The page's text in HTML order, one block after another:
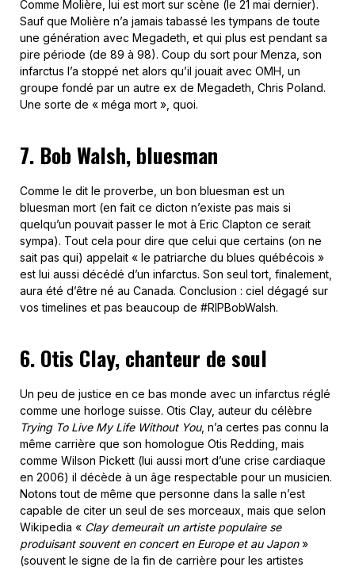
Comme Molière, lui est mort sur scène (le 21 mai dernier).
Sauf que Molière n’a jamais tabassé les tympans de toute
une génération avec Megadeth, et qui plus est pendant sa
pire période (de 89 à 98). Coup du sort pour Menza, son
infarctus l’a stoppé net alors qu’il jouait avec OMH, un
groupe fondé par un autre ex de Megadeth, Chris Poland.
Une sorte de « méga mort », quoi.
7. Bob Walsh, bluesman
Comme le dit le proverbe, un bon bluesman est un
bluesman mort (en fait ce dicton n’existe pas mais si
quelqu’un pouvait passer le mot à Eric Clapton ce serait
sympa). Tout cela pour dire que celui que certains (on ne
sait pas qui) appelait « le patriarche du blues québécois »
est lui aussi décédé d’un infarctus. Son seul tort, finalement,
aura été d’être né au Canada. Conclusion : ciel dégagé sur
vos timelines et pas beaucoup de #RIPBobWalsh.
6. Otis Clay, chanteur de soul
Un peu de justice en ce bas monde avec un infarctus réglé
comme une horloge suisse. Otis Clay, auteur du célèbre
Trying To Live My Life Without You, n’a certes pas connu la
même carrière que son homologue Otis Redding, mais
comme Wilson Pickett (lui aussi mort d’une crise cardiaque
en 2006) il décède à un âge respectable pour un musicien.
Notons tout de même que personne dans la salle n’est
capable de citer un seul de ses morceaux, mais que selon
Wikipedia « Clay demeurait un artiste populaire se
produisant souvent en concert en Europe et au Japon»
(souvent le signe de la fin de carrière pour les artistes